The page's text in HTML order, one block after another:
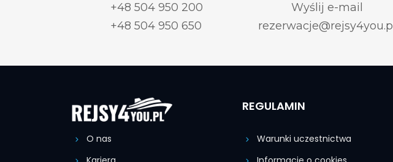
+48 504 950 200
+48 504 950 650
Wyślij e-mail
rezerwacje@rejsy4you.pl
O nas
REGULAMIN
Warunki uczestnictwa